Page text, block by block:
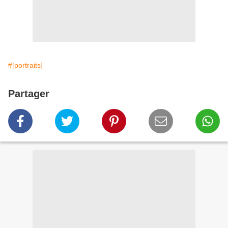
#[portraits]
Partager